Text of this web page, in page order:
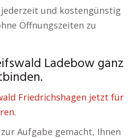
und kostengünstig
Öffnungszeiten zu
Ladebow ganz
Friedrichshagen jetzt für
Aufgabe gemacht, Ihnen